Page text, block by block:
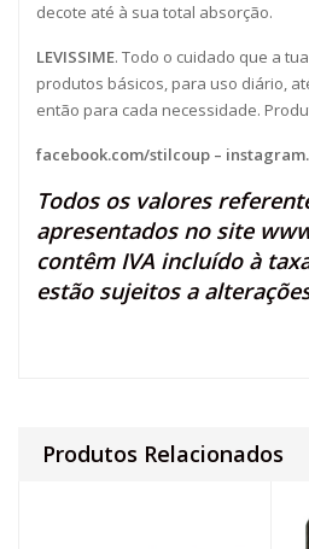
decote até à sua total absorção.
LEVISSIME. Todo o cuidado que a
produtos básicos, para uso diário,
então para cada necessidade.
facebook.com/stilcoup –
Todos os valores
apresentados no site
contêm IVA incluído à
estão sujeitos a
Produtos Relacionados